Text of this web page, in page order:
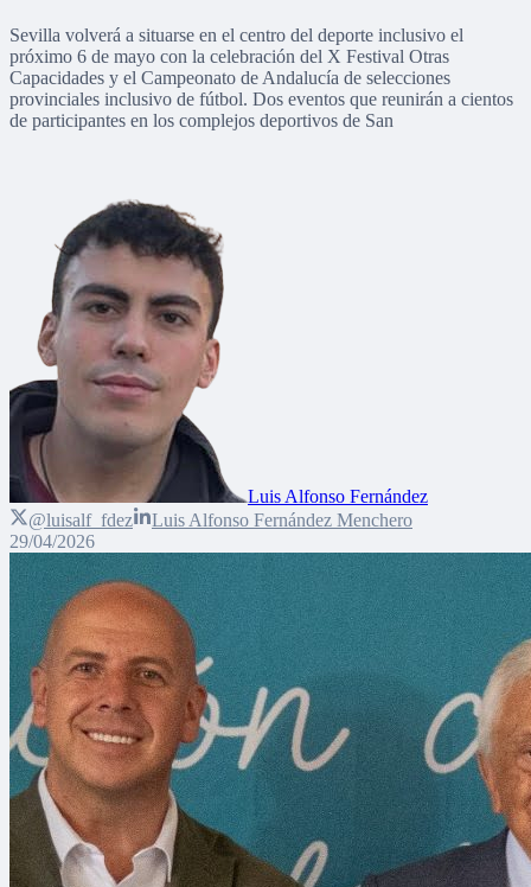
Sevilla volverá a situarse en el centro del deporte inclusivo el
próximo 6 de mayo con la celebración del X Festival Otras
Capacidades y el Campeonato de Andalucía de selecciones
provinciales inclusivo de fútbol. Dos eventos que reunirán a cientos
de participantes en los complejos deportivos de San
Luis Alfonso Fernández
@luisalf_fdez
Luis Alfonso Fernández Menchero
29/04/2026